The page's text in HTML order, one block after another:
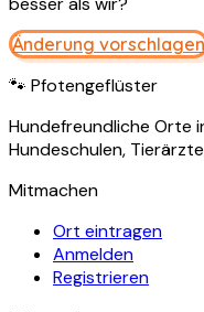
Änderung vorschlagen
🐾 Pfotengeflüster
Hundefreundliche Orte
Hundeschulen,
Mitmachen
Ort eintragen
Anmelden
Registrieren